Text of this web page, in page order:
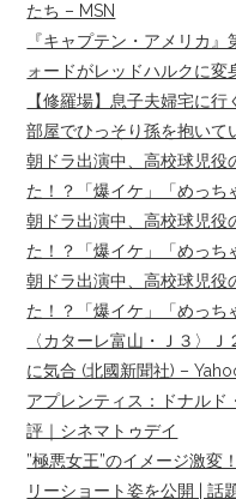
たち – MSN
『キャプテン・アメリカ
ォードがレッドハルクに変
【修羅場】息子夫婦宅に行
部屋でひっそり孫を抱いて
朝ドラ出演中、高校球児役
た！？「爆イケ」「めっち
朝ドラ出演中、高校球児役
た！？「爆イケ」「めっち
朝ドラ出演中、高校球児役
た！？「爆イケ」「めっち
〈カターレ富山・Ｊ３〉Ｊ
に気合 (北國新聞社) –
アプレンティス：ドナルド
評｜シネマトゥデイ
”極悪女王”のイメージ激変
リーショート姿を公開 | 話